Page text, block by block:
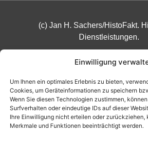
Einwilligung
Um Ihnen ein optimales Erlebnis zu bieten,
Cookies, um Geräteinformationen zu speichern
Wenn Sie diesen Technologien zustimmen,
Surfverhalten oder eindeutige IDs auf dieser
Ihre Einwilligung nicht erteilen oder zurückziehen,
Merkmale und Funktionen beeinträchtigt werden.
(c) Jan H. Sachers/HistoFakt.
Dienstleistungen.